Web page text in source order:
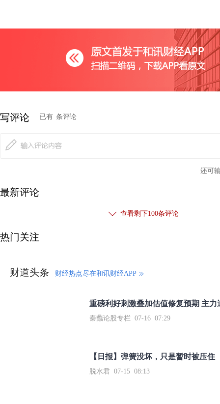
写评论 已有 条评论
还可
最新评论
查看剩下100条评论
热门关注
财道头条 财经热点尽在和讯财经APP
秦蠡论股专栏 07-16 07:29
【日报】弹簧没坏，只是暂时被压住
脱水君 07-15 08:13